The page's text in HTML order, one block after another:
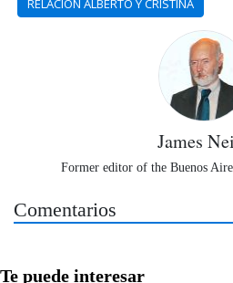
RELACION ALBERTO Y CRISTINA
James
Former editor of the Buenos
Comentarios